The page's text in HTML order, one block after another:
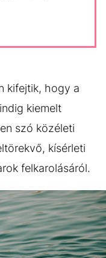
kifejtik, hogy a
kiemelt
szó közéleti
kísérleti
felkarolásáról.